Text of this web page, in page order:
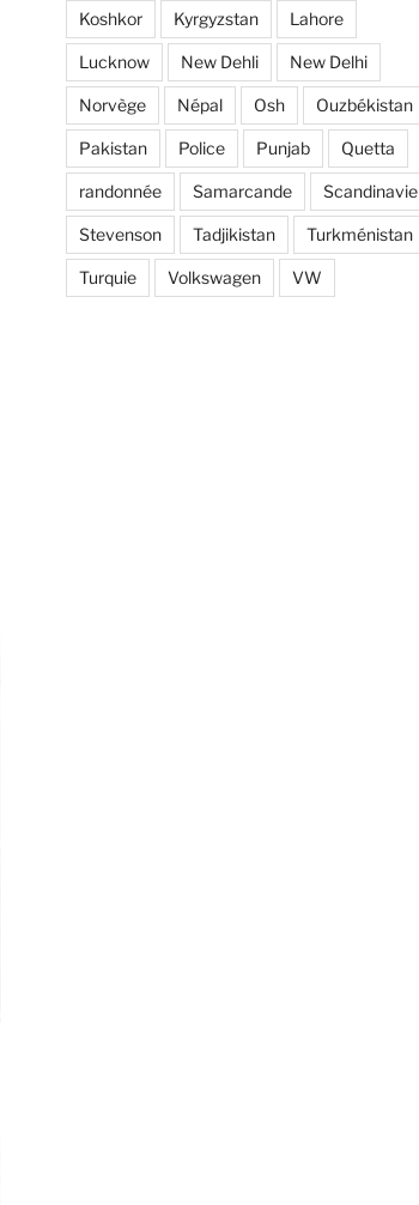
Koshkor Kyrgyzstan Lahore
Lucknow New Dehli New Delhi
Norvège Népal Osh Ouzbékistan
Pakistan Police Punjab Quetta
randonnée Samarcande Scandinavie
Stevenson Tadjikistan Turkménistan
Turquie Volkswagen VW